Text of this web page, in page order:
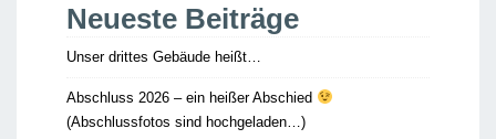
Neueste Beiträge
Unser drittes Gebäude heißt…
Abschluss 2026 – ein heißer Abschied
(Abschlussfotos sind hochgeladen…)